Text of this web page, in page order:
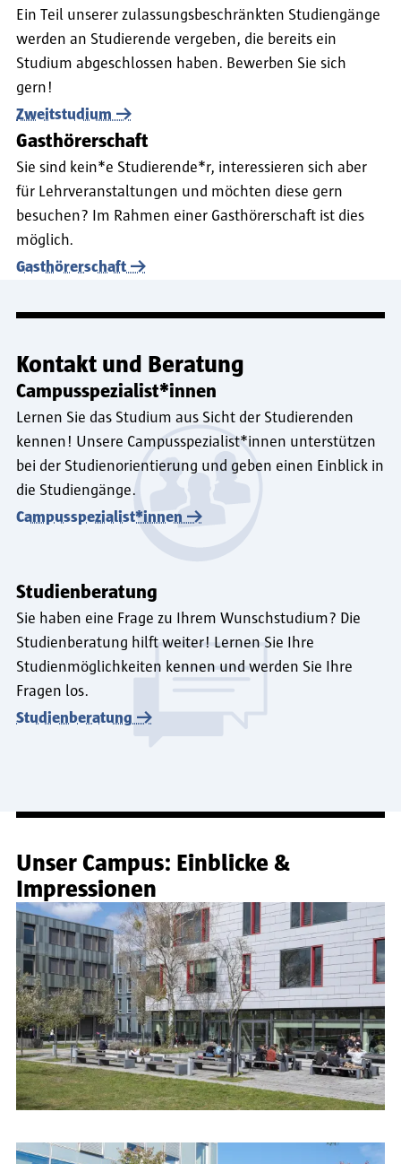
Ein Teil unserer zulassungsbeschränkten Studiengänge
werden an Studierende vergeben, die bereits ein
Studium abgeschlossen haben. Bewerben Sie sich
gern!
Zweitstudium
Gasthörerschaft
Sie sind kein*e Studierende*r, interessieren sich aber
für Lehrveranstaltungen und möchten diese gern
besuchen? Im Rahmen einer Gasthörerschaft ist dies
möglich.
Gasthörerschaft
Kontakt und Beratung
Campusspezialist*innen
Lernen Sie das Studium aus Sicht der Studierenden
kennen! Unsere Campusspezialist*innen unterstützen
bei der Studienorientierung und geben einen Einblick in
die Studiengänge.
Campusspezialist*innen
Studienberatung
Sie haben eine Frage zu Ihrem Wunschstudium? Die
Studienberatung hilft weiter! Lernen Sie Ihre
Studienmöglichkeiten kennen und werden Sie Ihre
Fragen los.
Studienberatung
Unser Campus: Einblicke &
Impressionen